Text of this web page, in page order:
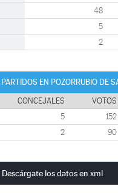
48
5
2
EN POZORRUBIO DE
CONCEJALES VOTOS
5 152
2 90
Descárgate los datos en xml